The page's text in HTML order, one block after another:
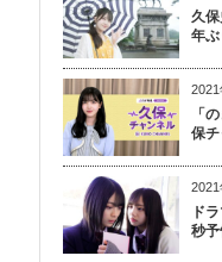
久
年
2021
「
保
2021
ド
秒